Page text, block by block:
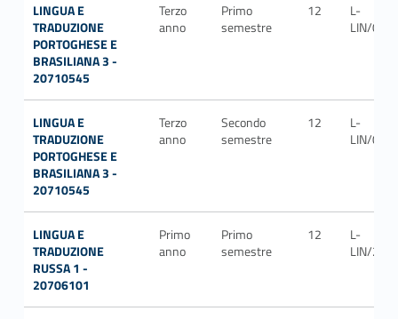
LINGUA E
TRADUZIONE
PORTOGHESE E
BRASILIANA 3 -
20710545
Terzo
anno
Primo
semestre
12
L-
LIN/09
LINGUA E
TRADUZIONE
PORTOGHESE E
BRASILIANA 3 -
20710545
Terzo
anno
Secondo
semestre
12
L-
LIN/09
LINGUA E
TRADUZIONE
RUSSA 1 -
20706101
Primo
anno
Primo
semestre
12
L-
LIN/21